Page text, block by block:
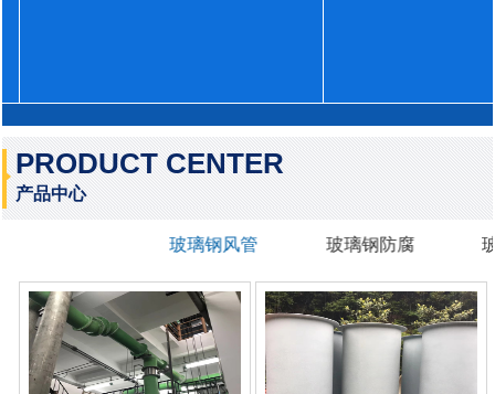
PRODUCT CENTER
产品中心
玻璃钢风管 玻璃钢防腐